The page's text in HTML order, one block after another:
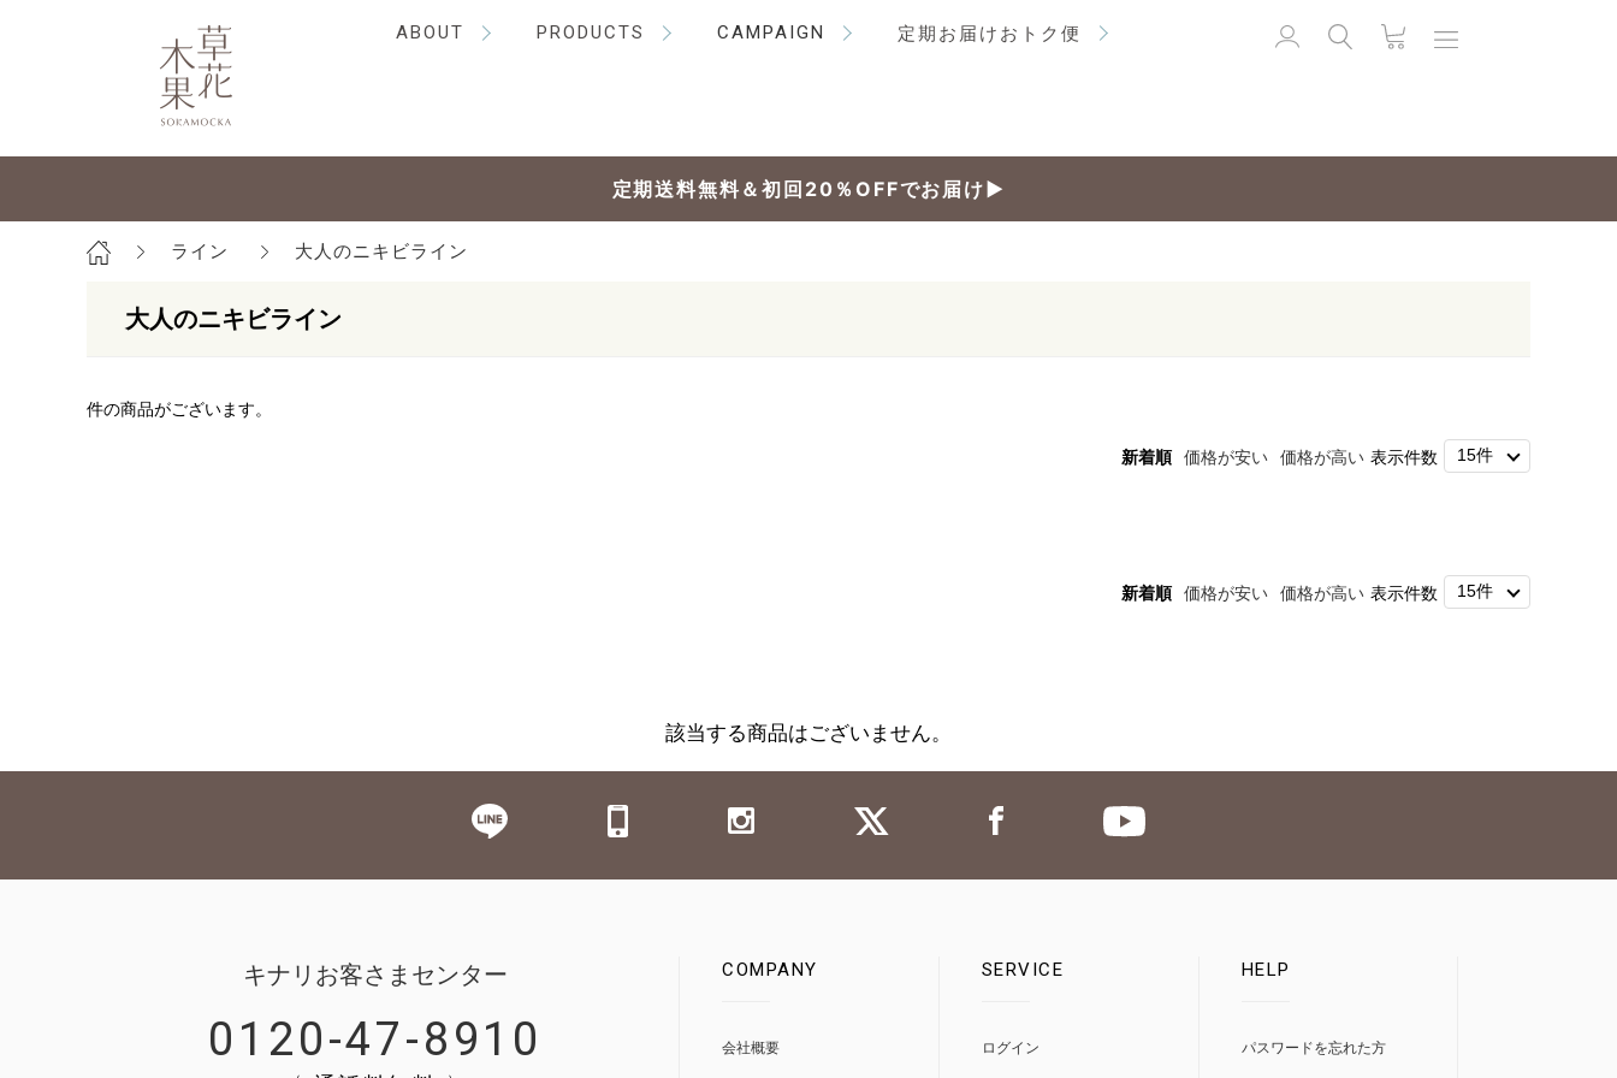
ABOUT PRODUCTS CAMPAIGN 定期お届けおトク便
定期送料無料＆初回20％OFFでお届け▶
ライン 大人のニキビライン
大人のニキビライン
件の商品がございます。
新着順 価格が安い 価格が高い 表示件数
新着順 価格が安い 価格が高い 表示件数
該当する商品はございません。
キナリお客さまセンター
0120-47-8910
COMPANY
会社概要
SERVICE
ログイン
HELP
パスワードを忘れた方